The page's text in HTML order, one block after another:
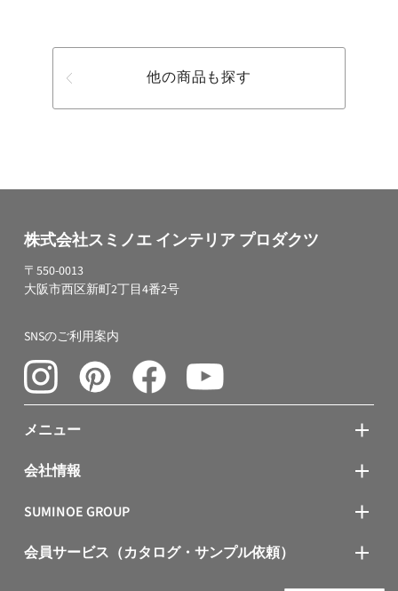
他の商品も探す
株式会社スミノエ インテリア プロダクツ
〒550-0013
大阪市西区新町2丁目4番2号
SNSのご利用案内
メニュー
会社情報
SUMINOE GROUP
会員サービス（カタログ・サンプル依頼）